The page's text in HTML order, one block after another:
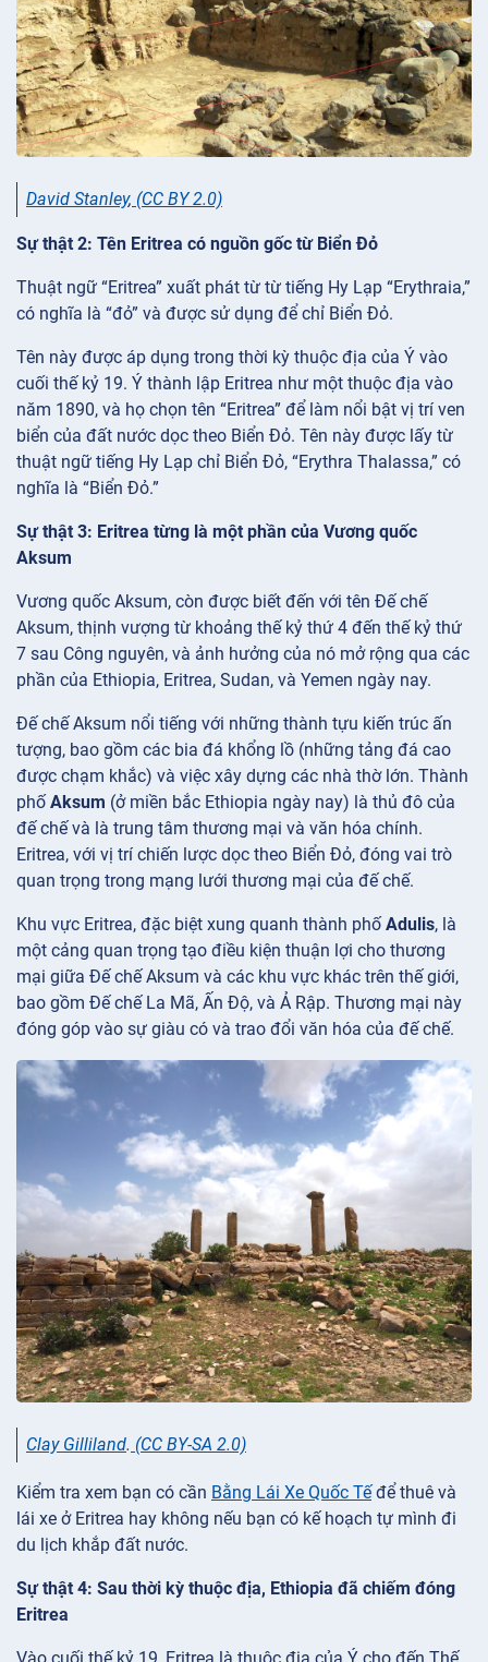
David Stanley, (CC BY 2.0)
Sự thật 2: Tên Eritrea có nguồn gốc từ Biển Đỏ
Thuật ngữ “Eritrea” xuất phát từ từ tiếng Hy Lạp “Erythraia,”
có nghĩa là “đỏ” và được sử dụng để chỉ Biển Đỏ.
Tên này được áp dụng trong thời kỳ thuộc địa của Ý vào
cuối thế kỷ 19. Ý thành lập Eritrea như một thuộc địa vào
năm 1890, và họ chọn tên “Eritrea” để làm nổi bật vị trí ven
biển của đất nước dọc theo Biển Đỏ. Tên này được lấy từ
thuật ngữ tiếng Hy Lạp chỉ Biển Đỏ, “Erythra Thalassa,” có
nghĩa là “Biển Đỏ.”
Sự thật 3: Eritrea từng là một phần của Vương quốc
Aksum
Vương quốc Aksum, còn được biết đến với tên Đế chế
Aksum, thịnh vượng từ khoảng thế kỷ thứ 4 đến thế kỷ thứ
7 sau Công nguyên, và ảnh hưởng của nó mở rộng qua các
phần của Ethiopia, Eritrea, Sudan, và Yemen ngày nay.
Đế chế Aksum nổi tiếng với những thành tựu kiến trúc ấn
tượng, bao gồm các bia đá khổng lồ (những tảng đá cao
được chạm khắc) và việc xây dựng các nhà thờ lớn. Thành
phố Aksum (ở miền bắc Ethiopia ngày nay) là thủ đô của
đế chế và là trung tâm thương mại và văn hóa chính.
Eritrea, với vị trí chiến lược dọc theo Biển Đỏ, đóng vai trò
quan trọng trong mạng lưới thương mại của đế chế.
Khu vực Eritrea, đặc biệt xung quanh thành phố Adulis, là
một cảng quan trọng tạo điều kiện thuận lợi cho thương
mại giữa Đế chế Aksum và các khu vực khác trên thế giới,
bao gồm Đế chế La Mã, Ấn Độ, và Ả Rập. Thương mại này
đóng góp vào sự giàu có và trao đổi văn hóa của đế chế.
Clay Gilliland. (CC BY-SA 2.0)
Kiểm tra xem bạn có cần Bằng Lái Xe Quốc Tếđể thuê và
lái xe ở Eritrea hay không nếu bạn có kế hoạch tự mình đi
du lịch khắp đất nước.
Sự thật 4: Sau thời kỳ thuộc địa, Ethiopia đã chiếm đóng
Eritrea